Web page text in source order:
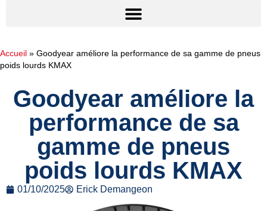
Accueil » Goodyear améliore la performance de sa gamme de pneus
poids lourds KMAX
Goodyear améliore la
performance de sa
gamme de pneus
poids lourds KMAX
01/10/2025 Erick Demangeon